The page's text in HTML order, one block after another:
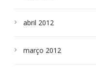
abril 2012
março 2012